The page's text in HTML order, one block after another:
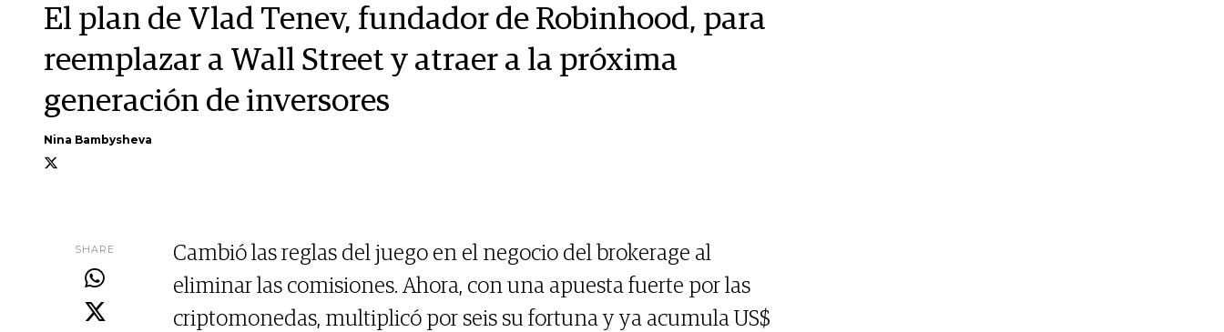
El plan de Vlad Tenev, fundador de Robinhood, para
reemplazar a Wall Street y atraer a la próxima
generación de inversores
Nina Bambysheva
SHARE
Cambió las reglas del juego en el negocio del brokerage al
eliminar las comisiones. Ahora, con una apuesta fuerte por las
criptomonedas, multiplicó por seis su fortuna y ya acumula US$